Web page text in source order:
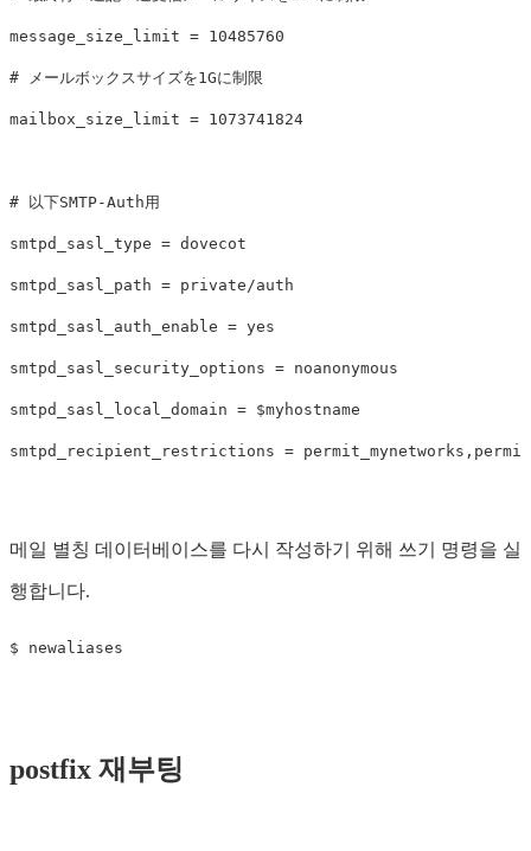
message_size_limit = 10485760
# メールボックスサイズを1Gに制限
mailbox_size_limit = 1073741824
# 以下SMTP-Auth用
smtpd_sasl_type = dovecot
smtpd_sasl_path = private/auth
smtpd_sasl_auth_enable = yes
smtpd_sasl_security_options = noanonymous
smtpd_sasl_local_domain = $myhostname
메일 별칭 데이터베이스를 다시 작성하기 위해 쓰기 명령을 실
행합니다.
postfix 재부팅